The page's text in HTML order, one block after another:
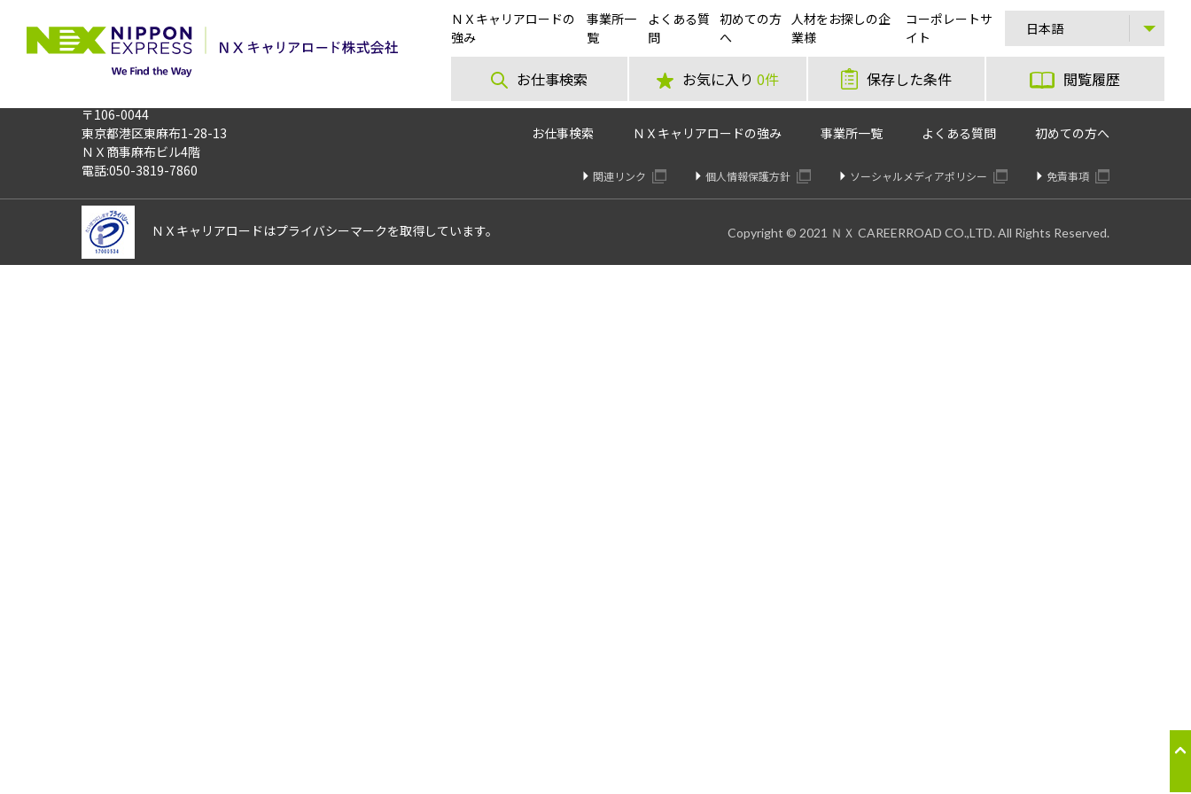
ＮＸキャリアロードの
強み
事業所一
覧
よくある質
問
初めての方
へ
人材をお探しの企
業様
コーポレートサ
イト
お仕事検索 お気に入り 0件 保存した条件 閲覧履歴
【急募】《群馬県伊勢崎市》業界未経験でもOK！組み立て式家具家電の発送・検品業務
このお仕事は非公開のお仕事です
012050
〒106-0044
東京都港区東麻布1-28-13
ＮＸ商事麻布ビル4階
電話:050-3819-7860
お仕事検索 ＮＸキャリアロードの強み 事業所一覧 よくある質問 初めての方へ
関連リンク 個人情報保護方針 ソーシャルメディアポリシー 免責事項
ＮＸキャリアロードはプライバシーマークを取得しています。 Copyright © 2021 ＮＸ CAREERROAD CO.,LTD. All Rights Reserved.